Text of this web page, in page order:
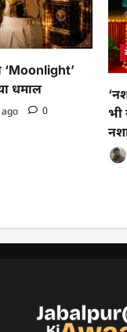
‘Moonlight’
धमाल
0
भी